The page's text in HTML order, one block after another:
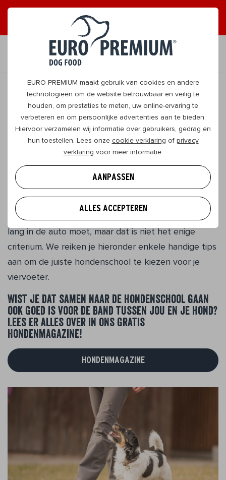
EURO PREMIUM maakt gebruik van cookies en andere
technologieën om de website betrouwbaar en veilig te
houden, om prestaties te meten, uw online-ervaring te
verbeteren en om persoonlijke advertenties aan te bieden.
Hiervoor verzamelen wij informatie over gebruikers, gedrag en
hun toestellen. Lees onze cookie verklaring of privacy
verklaring voor meer informatie.
AANPASSEN
ALLES ACCEPTEREN
ONTVANG GRAAG TIPS
NL
TERUG
Een hondenschool kiezen:
allesbehalve een kleinigheidje!
Je hond thuis goed opvoeden is belangrijk, maar
naar de hondenschool gaan is dat evenzeer. Je wil
een school in de buurt, zodat je viervoeter niet te
lang in de auto moet, maar dat is niet het enige
criterium. We reiken je hieronder enkele handige tips
aan om de juiste hondenschool te kiezen voor je
viervoeter.
Wist je dat samen naar de hondenschool gaan
ook goed is voor de band tussen jou en je hond?
Lees er alles over in ons gratis
Hondenmagazine!
HONDENMAGAZINE